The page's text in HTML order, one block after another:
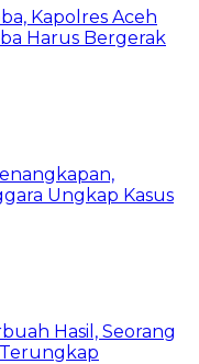
Kapolres Aceh
Harus Bergerak
Ungkap Kasus
Hasil, Seorang